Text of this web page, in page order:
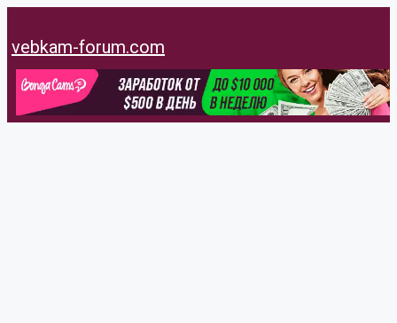
к
содержимому
vebkam-forum.com